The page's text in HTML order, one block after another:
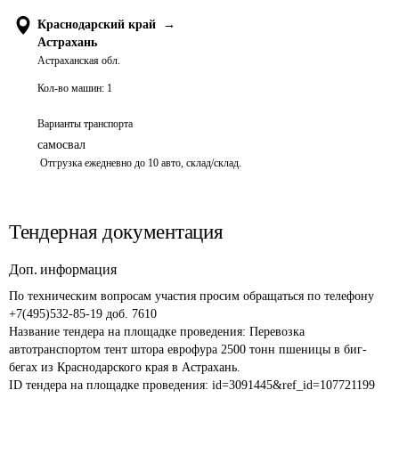
Краснодарский край
→
Астрахань
Астраханская обл.
Кол-во машин: 1
Варианты транспорта
самосвал
Отгрузка ежедневно до 10 авто, склад/склад.
Тендерная документация
Доп. информация
По техническим вопросам участия просим обращаться по телефону
Название тендера на площадке проведения: Перевозка
автотранспортом тент штора еврофура 2500 тонн пшеницы в биг-
бегах из Краснодарского края в Астрахань.
ID тендера на площадке проведения: id=3091445&ref_id=107721199